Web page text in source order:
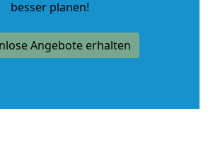
besser planen!
Angebote erhalten